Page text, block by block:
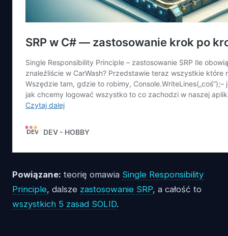
Powiązane: teorię omawia Single Responsibility
Principle, dalsze zastosowanie SRP, a całość to
wszystkich 5 zasad SOLID.